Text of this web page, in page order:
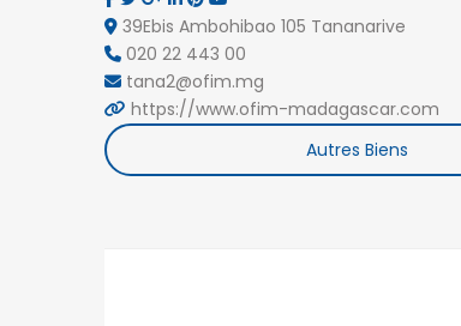
39Ebis Ambohibao 105 Tananarive
020 22 443 00
tana2@ofim.mg
https://www.ofim-madagascar.com
Autres Biens
1, rue Rainotovo 101 Antananarivo.
+261 20 22 218 67
tana@ofim.mg